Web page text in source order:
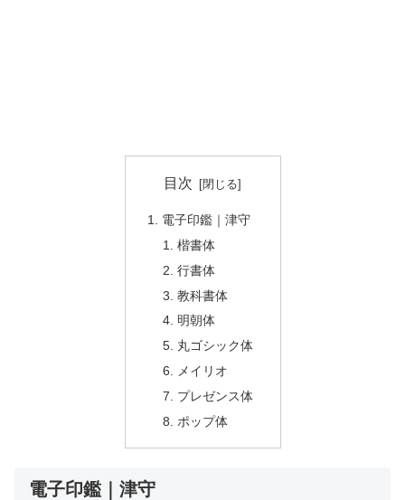
目次
電子印鑑｜津守
楷書体
行書体
教科書体
明朝体
丸ゴシック体
メイリオ
プレゼンス体
ポップ体
電子印鑑｜津守